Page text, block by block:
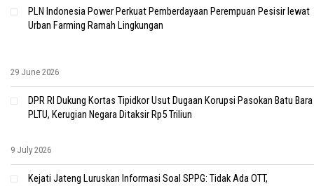
PLN Indonesia Power Perkuat Pemberdayaan Perempuan Pesisir lewat
Urban Farming Ramah Lingkungan
29 June 2026
DPR RI Dukung Kortas Tipidkor Usut Dugaan Korupsi Pasokan Batu Bara
PLTU, Kerugian Negara Ditaksir Rp5 Triliun
9 July 2026
Kejati Jateng Luruskan Informasi Soal SPPG: Tidak Ada OTT,